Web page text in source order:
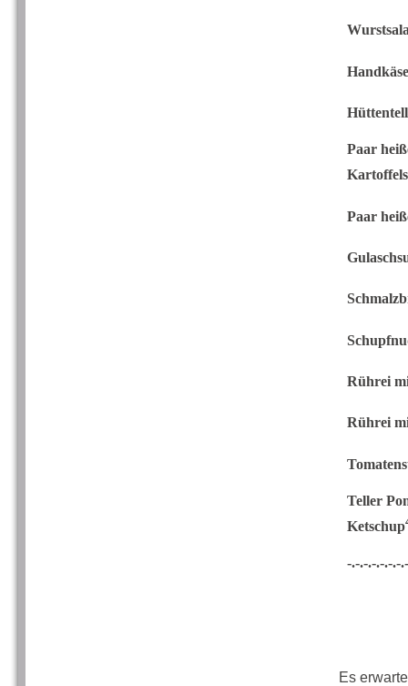
Paar
Paar
Rührei
Rührei
Teller
Ketschup
-.-.-.-.-.-.-
Es